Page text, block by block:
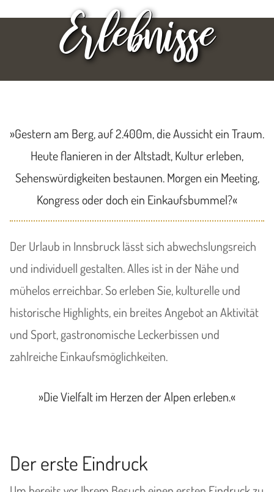
Erlebnisse
»Gestern am Berg, auf 2.400m, die Aussicht ein Traum.
Heute flanieren in der Altstadt, Kultur erleben,
Sehenswürdigkeiten bestaunen. Morgen ein Meeting,
Kongress oder doch ein Einkaufsbummel?«
Der Urlaub in Innsbruck lässt sich abwechslungsreich
und individuell gestalten. Alles ist in der Nähe und
mühelos erreichbar. So erleben Sie, kulturelle und
historische Highlights, ein breites Angebot an Aktivität
und Sport, gastronomische Leckerbissen und
zahlreiche Einkaufsmöglichkeiten.
»Die Vielfalt im Herzen der Alpen erleben.«
Der erste Eindruck